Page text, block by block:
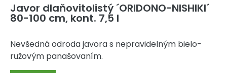
Javor dlaňovitolistý ´ORIDONO-NISHIKI´
80-100 cm, kont. 7,5 l
Nevšedná odroda javora s nepravidelným bielo-
ružovým panašovaním.